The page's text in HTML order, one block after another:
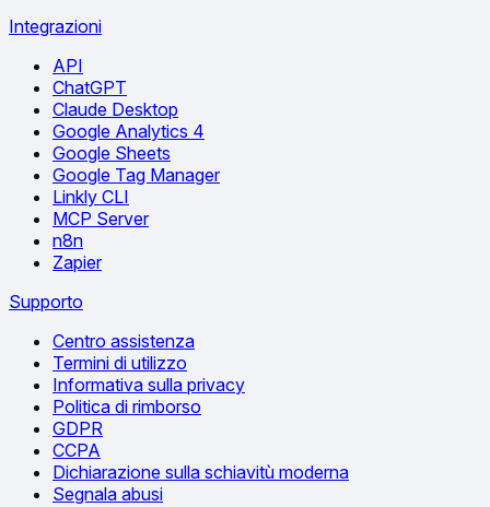
Integrazioni
API
ChatGPT
Claude Desktop
Google Analytics 4
Google Sheets
Google Tag Manager
Linkly CLI
MCP Server
n8n
Zapier
Supporto
Centro assistenza
Termini di utilizzo
Informativa sulla privacy
Politica di rimborso
GDPR
CCPA
Dichiarazione sulla schiavitù moderna
Segnala abusi